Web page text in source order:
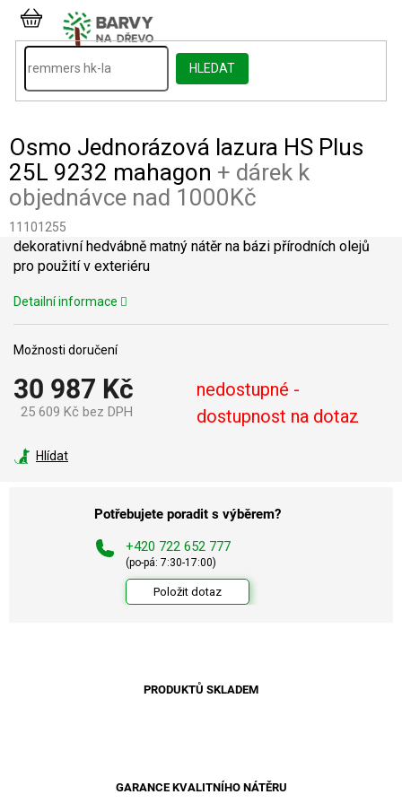
Přejít
obsah
HLEDAT
NÁKUPNÍ
KOŠÍK
Osmo Jednorázová lazura HS Plus
25L 9232 mahagon + dárek k
objednávce nad 1000Kč
11101255
30 987 Kč
25 609 Kč bez DPH
nedostupné -
dostupnost na dotaz
Možnosti doručení
dekorativní hedvábně matný nátěr na bázi přírodních olejů
pro použití v exteriéru
Detailní informace
Hlídat
Potřebujete poradit s výběrem?
+420 722 652 777
(po-pá: 7:30-17:00)
Položit dotaz
PRODUKTŮ SKLADEM
GARANCE KVALITNÍHO NÁTĚRU